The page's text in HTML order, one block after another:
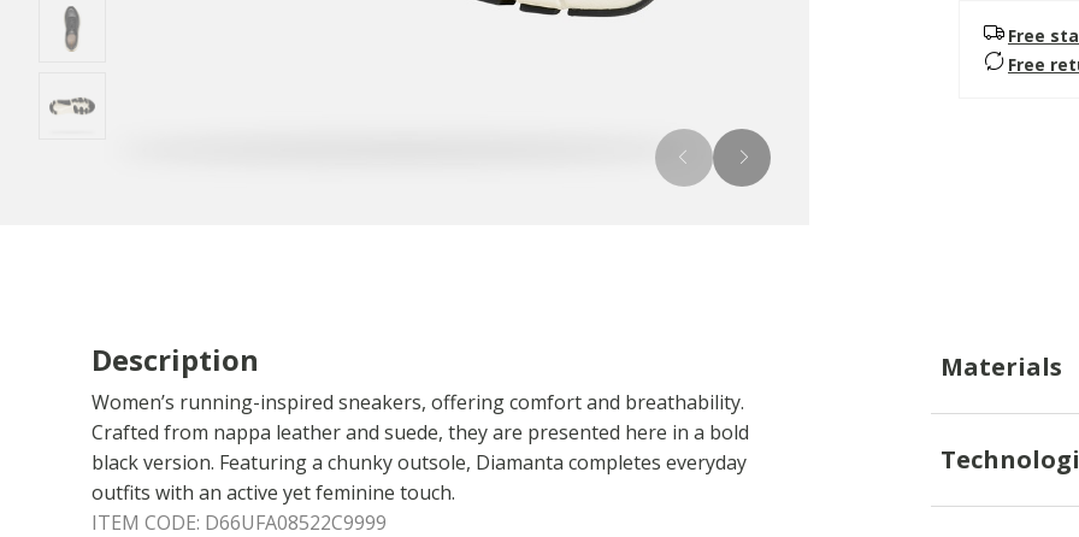
Free
Free
Description
Women’s running-inspired sneakers, offering comfort and breathability.
Crafted from nappa leather and suede, they are presented here in a bold
black version. Featuring a chunky outsole, Diamanta completes everyday
outfits with an active yet feminine touch.
ITEM CODE: D66UFA08522C9999
Materials